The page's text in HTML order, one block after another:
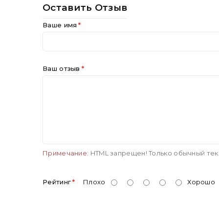
Оставить Отзыв
Ваше имя
Ваш отзыв
Примечание: HTML запрещен! Только обычный
Рейтинг Плохо Хорошо